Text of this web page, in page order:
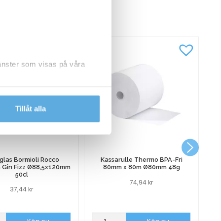
som visas på våra
Tillåt alla
Bormioli Rocco
Gin Fizz Ø88,5x120mm
50cl
37,44kr
Kassarulle Thermo BPA-Fri
80mm x 80m Ø80mm 48g
74,94kr
Kassarulle